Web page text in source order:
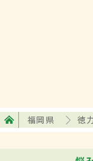
福岡県 徳